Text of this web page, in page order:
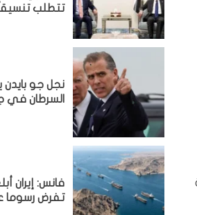
تتطلب
نجل جو
السرطان في
فانس: إيران
تفرض رسوما